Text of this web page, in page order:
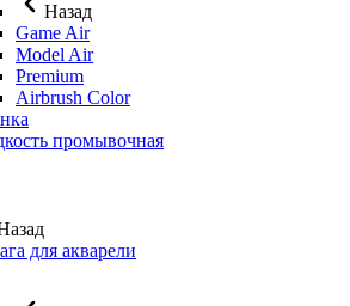
Назад
Game Air
Model Air
Premium
Airbrush Color
промывочная
для акварели